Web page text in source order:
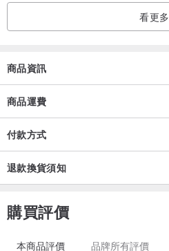
看更多
商品資訊
商品運費
付款方式
退款換貨須知
購買評價
本商品評價 品牌所有評價